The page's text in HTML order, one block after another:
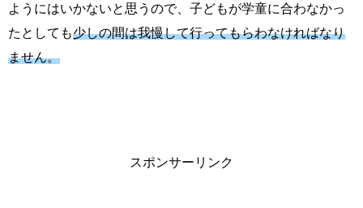
ようにはいかないと思うので、子どもが学童に合わなかっ
たとしても少しの間は我慢して行ってもらわなければなり
ません。
スポンサーリンク